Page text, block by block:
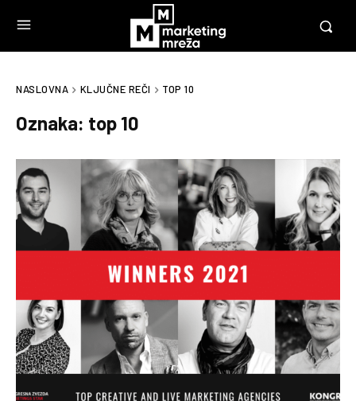
NASLOVNA KLJUČNE REČI TOP 10
Oznaka: top 10